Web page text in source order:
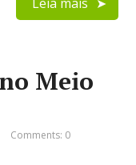
Meio
Comments: 0